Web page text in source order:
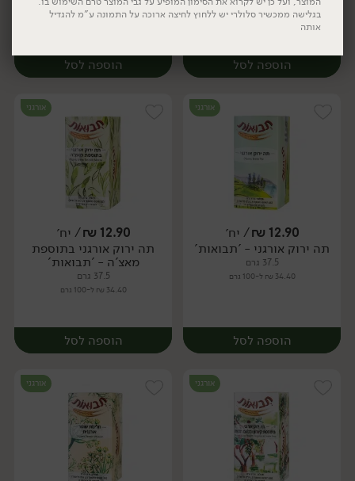
34.40 ₪ ל-100 גרם
הוספה לסל
יח׳
34.86 ₪ ל-100 גרם
הוספה לסל
יח׳
אורגני
12.90
₪/ יח׳
תה ירוק אורגני - 'תבואות'
37.5 גרם
34.40 ₪ ל-100 גרם
הוספה לסל
אורגני
12.90
₪/ יח׳
תה ירוק אורגני בתוספת
מאצ'ה - 'תבואות'
37.5 גרם
34.40 ₪ ל-100 גרם
הוספה לסל
אורגני אורגני
בגלישה ממכשיר סלולרי יש ללחוץ לחיצה ארוכה על התמונה ע"מ להגדיל
אותה